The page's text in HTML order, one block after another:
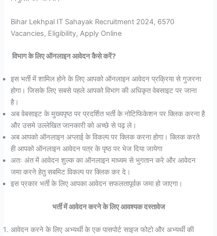
Bihar Lekhpal IT Sahayak Recruitment 2024, 6570
Vacancies, Eligibility, Apply Online
विभाग के लिए ऑनलाइन आवेदन कैसे करें?
इस भर्ती में शामिल होने के लिए आपको ऑनलाइन आवेदन प्रक्रिया से गुजरना
होगा। जिसके लिए सबसे पहले आपको विभाग की अधिकृत वेबसाइट पर जाना
है।
अब वेबसाइट के मुख्यपृष्ठ पर प्रदर्शित भर्ती के नोटिफिकेशन पर क्लिक करना है
और उसमे उल्लेखित जानकारी को अच्छे से पढ़ ले।
अब आपको ऑनलाइन अप्लाई के विकल्प पर क्लिक करना होगा। क्लिक करते
ही आपको ऑनलाइन आवेदन पत्र के पृष्ठ पर भेज दिया जायेगा
अतः अंत में आवेदन शुल्क का ऑनलाइन माध्यम से भुगतान करे और आवेदन
जमा करने हेतु सबमिट विकल्प पर क्लिक कर दे।
इस प्रकार भर्ती के लिए आपका आवेदन सफलतापूर्वक जमा हो जाएगा।
भर्ती में आवेदन करने के लिए आवश्यक दस्तावेज
आवेदन करने के लिए अभ्यर्थी के एक पासपोर्ट साइज फोटो और अभ्यर्थी की